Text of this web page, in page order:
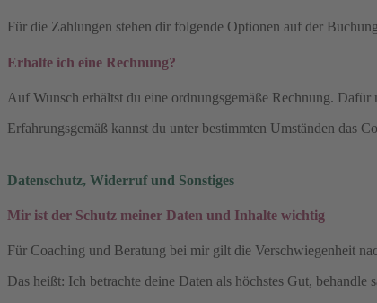
Für die Zahlungen stehen dir folgende Optionen auf der
Erhalte ich eine Rechnung?
Auf Wunsch erhältst du eine ordnungsgemäße Rechnung.
Erfahrungsgemäß kannst du unter bestimmten Umständen das
Datenschutz, Widerruf und Sonstiges
Mir ist der Schutz meiner Daten und Inhalte wichtig
Für Coaching und Beratung bei mir gilt die Verschwiegenheit
Das heißt: Ich betrachte deine Daten als höchstes Gut,